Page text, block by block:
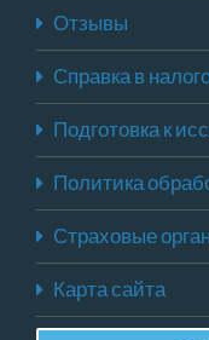
Отзывы
Справка в
Подготовка к
Политика
Страховые
Карта сайта